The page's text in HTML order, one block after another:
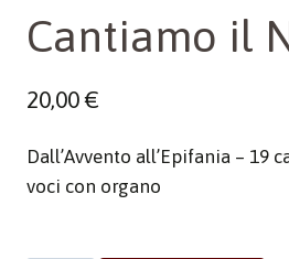
Cantiamo il
20,00€
Dall’Avvento all’Epifania – 19
voci con organo